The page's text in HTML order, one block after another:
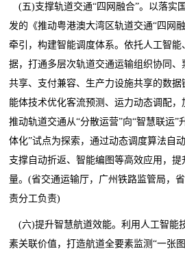
(五)支撑轨道交通“四网融合”。以落实
发的《推动粤港澳大湾区轨道交通“四网
牵引，构建智能调度体系。依托人工智
据，打通多层次轨道交通运输组织协同
共享、支付兼容、生产力设施共享的数
能体技术优化客流预测、运力动态调配，
推动轨道交通从“分散运营”向“智慧联运”
体化”试点为探索，通过动态调度算法自
支撑自动折返、智能编图等高效应用，
量。(省交通运输厅，广州铁路监管局，
责分工负责)
(六)提升智慧航道效能。利用人工智能
素关联价值，打造航道全要素监测“一张